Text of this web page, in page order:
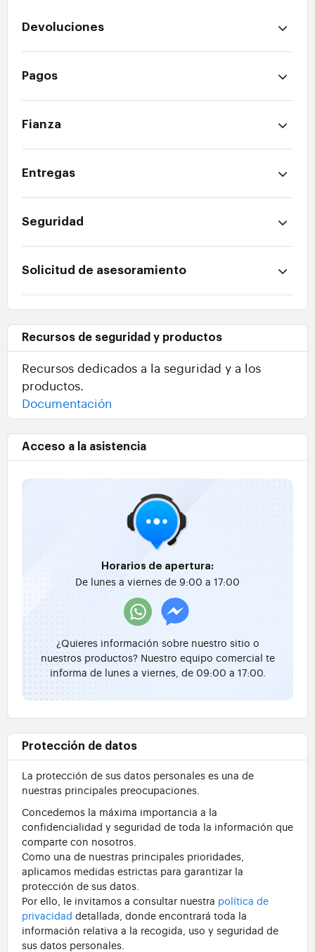
Devoluciones
Pagos
Fianza
Entregas
Seguridad
Solicitud de asesoramiento
Recursos de seguridad y productos
Recursos dedicados a la seguridad y a los
productos.
Documentación
Acceso a la asistencia
Horarios de apertura:
De lunes a viernes de 9:00 a 17:00
¿Quieres información sobre nuestro sitio o
nuestros productos? Nuestro equipo comercial te
informa de lunes a viernes, de 09:00 a 17:00.
Protección de datos
La protección de sus datos personales es una de
nuestras principales preocupaciones.
Concedemos la máxima importancia a la
confidencialidad y seguridad de toda la información que
comparte con nosotros.
Como una de nuestras principales prioridades,
aplicamos medidas estrictas para garantizar la
protección de sus datos.
Por ello, le invitamos a consultar nuestra política de
privacidad detallada, donde encontrará toda la
información relativa a la recogida, uso y seguridad de
sus datos personales.